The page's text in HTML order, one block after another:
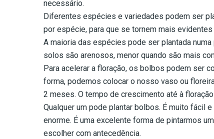
necessário.
Diferentes espécies e variedades podem ser
por espécie, para que se tornem mais
A maioria das espécies pode ser plantada
solos são arenosos, menor quando são mais
Para acelerar a floração, os bolbos podem ser
forma, podemos colocar o nosso vaso ou
2 meses. O tempo de crescimento até à
Qualquer um pode plantar bolbos. É muito fácil
enorme. É uma excelente forma de pintarmos
escolher com antecedência.